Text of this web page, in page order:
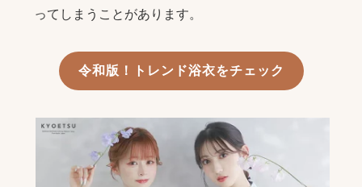
ってしまうことがあります。
令和版！トレンド浴衣をチェック